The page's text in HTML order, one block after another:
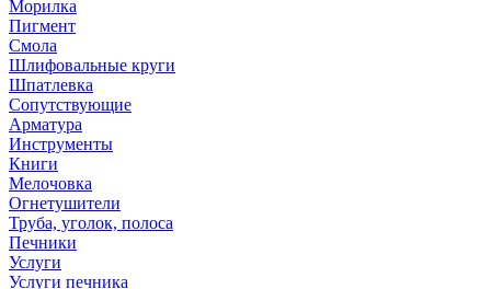
Морилка
Пигмент
Смола
Шлифовальные круги
Шпатлевка
Сопутствующие
Арматура
Инструменты
Книги
Мелочовка
Огнетушители
Труба, уголок, полоса
Печники
Услуги
Услуги печника